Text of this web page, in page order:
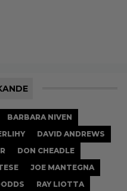
BARBARA NIVEN
DAVID ANDREWS
DON CHEADLE
JOE MANTEGNA
RAY LIOTTA